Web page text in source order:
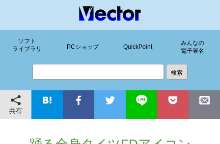
ソフト
ライブラリ
PCショップ QuickPoint
みんなの
電子署名
共有